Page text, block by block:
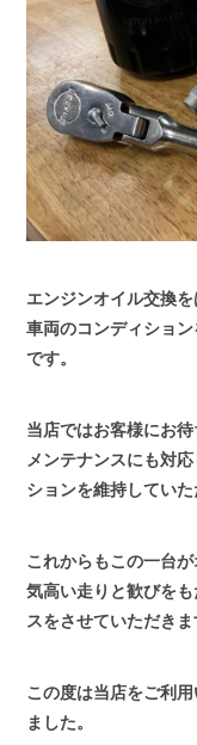
エンジンオイル交換
車両のコンディショ
です。
当店ではお客様にお
メンテナンスにも対
ションを維持してい
これからもこの一台
気高い走りと歓びを
スをさせていただきま
この度は当店をご利
ました。